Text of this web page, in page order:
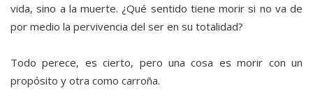
vida, sino a la muerte. ¿Qué sentido tiene morir si no va de
por medio la pervivencia del ser en su totalidad?
Todo perece, es cierto, pero una cosa es morir con un
propósito y otra como carroña.